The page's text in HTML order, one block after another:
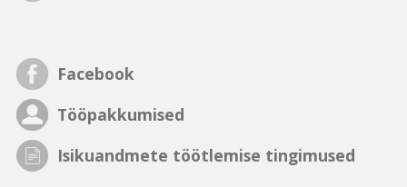
Facebook
Tööpakkumised
Isikuandmete töötlemise tingimused